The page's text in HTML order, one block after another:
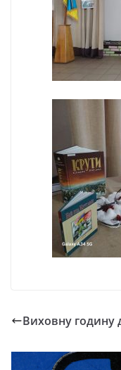
Виховну годину